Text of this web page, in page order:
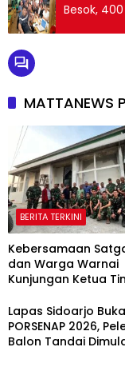
Besok,
MATTANEWS
BERITA TERKINI
Kebersamaan
dan Warga Warnai
Kunjungan Ketua
Lapas Sidoarjo Buka
PORSENAP 2026,
Balon Tandai